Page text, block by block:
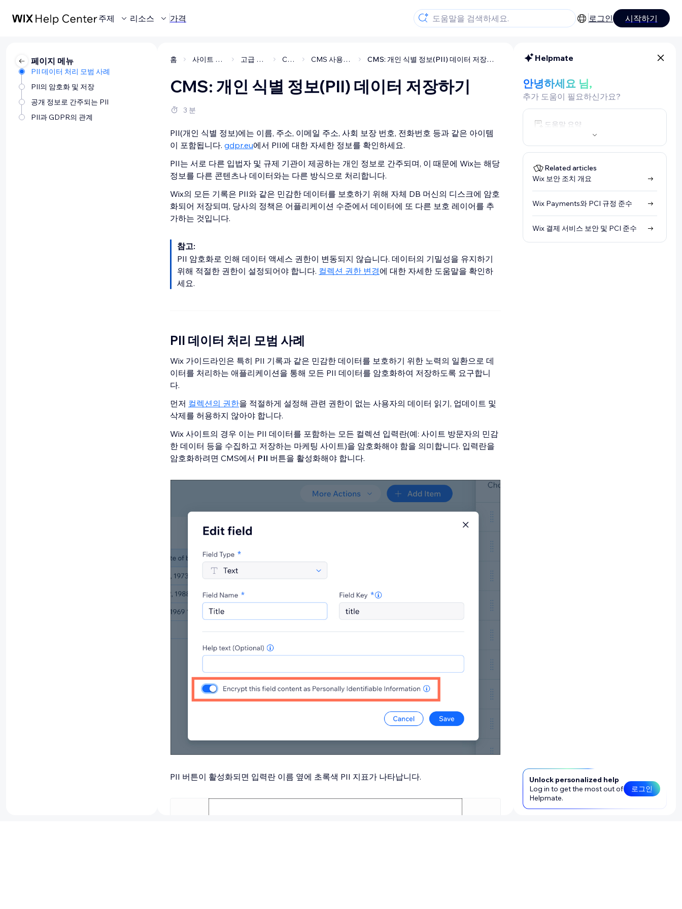
주제 리소스 가격 로그인 시작하기
페이지 메뉴
PII 데이터 처리 모범 사례
PII의 암호화 및 저장
공개 정보로 간주되는 PII
PII과 GDPR의 관계
홈 사이트 제작 고급 기능 CMS CMS 사용하기 CMS: 개인 식별 정보(PII) 데이터 저장하기
CMS: 개인 식별 정보(PII) 데이터 저장하기
3 분
PII(개인 식별 정보)에는 이름, 주소, 이메일 주소, 사회 보장 번호, 전화번호 등과 같은 아이템
이 포함됩니다. gdpr.eu에서 PII에 대한 자세한 정보를 확인하세요.
PII는 서로 다른 입법자 및 규제 기관이 제공하는 개인 정보로 간주되며, 이 때문에 Wix는 해당
정보를 다른 콘텐츠나 데이터와는 다른 방식으로 처리합니다.
Wix의 모든 기록은 PII와 같은 민감한 데이터를 보호하기 위해 자체 DB 머신의 디스크에 암호
화되어 저장되며, 당사의 정책은 어플리케이션 수준에서 데이터에 또 다른 보호 레이어를 추
가하는 것입니다.
참고:
PII 암호화로 인해 데이터 액세스 권한이 변동되지 않습니다. 데이터의 기밀성을 유지하기
위해 적절한 권한이 설정되어야 합니다. 컬렉션 권한 변경에 대한 자세한 도움말을 확인하
세요.
PII 데이터 처리 모범 사례
Wix 가이드라인은 특히 PII 기록과 같은 민감한 데이터를 보호하기 위한 노력의 일환으로 데
이터를 처리하는 애플리케이션을 통해 모든 PII 데이터를 암호화하여 저장하도록 요구합니
다.
먼저 컬렉션의 권한을 적절하게 설정해 관련 권한이 없는 사용자의 데이터 읽기, 업데이트 및
삭제를 허용하지 않아야 합니다.
Wix 사이트의 경우 이는 PII 데이터를 포함하는 모든 컬렉션 입력란(예: 사이트 방문자의 민감
한 데이터 등을 수집하고 저장하는 마케팅 사이트)을 암호화해야 함을 의미합니다. 입력란을
암호화하려면 CMS에서 PII 버튼을 활성화해야 합니다.
PII 버튼이 활성화되면 입력란 이름 옆에 초록색 PII 지표가 나타납니다.
Helpmate
안녕하세요 님,
추가 도움이 필요하신가요?
도움말 요약
Related articles
Wix 보안 조치 개요
Wix Payments와 PCI 규정 준수
Wix 결제 서비스 보안 및 PCI 준수
Unlock personalized help
Log in to get the most out of
Helpmate.
로그인